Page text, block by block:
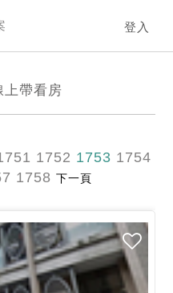
登入
上帶看房
1752 1753 1754
1758 下一頁